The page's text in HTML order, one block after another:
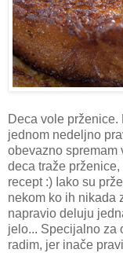
Deca vole
jednom nedeljno
obevazno spremam
deca traže
recept :) Iako su
nekom ko ih nikada
napravio deluju
jelo... Specijalno za
radim, jer inače